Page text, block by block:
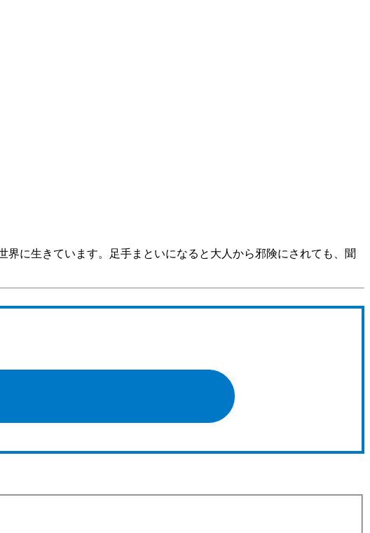
に生きています。足手まといになると大人から邪険にされても、聞